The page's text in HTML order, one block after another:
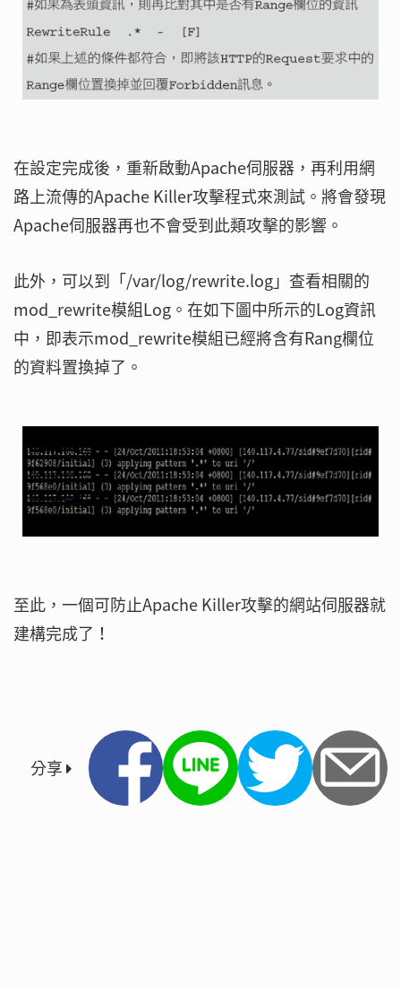
在設定完成後，重新啟動Apache伺服器，再利用網
路上流傳的Apache Killer攻擊程式來測試。將會發現
Apache伺服器再也不會受到此類攻擊的影響。
此外，可以到「/var/log/rewrite.log」查看相關的
mod_rewrite模組Log。在如下圖中所示的Log資訊
中，即表示mod_rewrite模組已經將含有Rang欄位
的資料置換掉了。
至此，一個可防止Apache Killer攻擊的網站伺服器就
建構完成了！
分享